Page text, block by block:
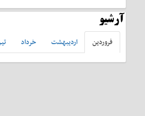
آرشیو
فروردين ارديبهشت خرداد